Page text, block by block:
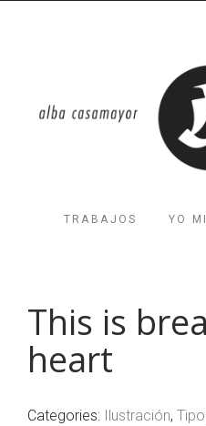
soy@albacasamayor.com
TRABAJOS YO
This is
heart
Categories: Ilustración,